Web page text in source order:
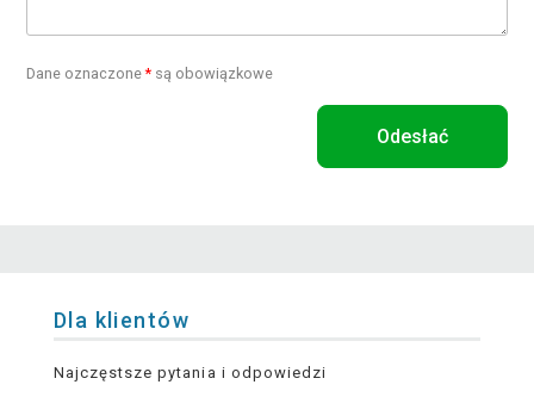
Dane oznaczone* są obowiązkowe
Odesłać
Dla klientów
Najczęstsze pytania i odpowiedzi